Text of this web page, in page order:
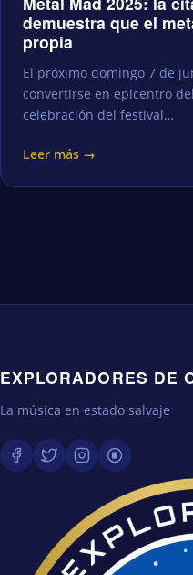
demuestra que el
propia
El próximo domingo 7 de
convertirse en epicentro
celebración del festival…
Leer más →
EXPLORADORES DE
La música en estado salvaje